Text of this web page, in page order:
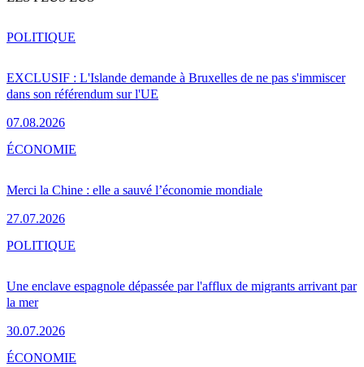
EXCLUSIF : L'Islande demande à Bruxelles de ne pas s'immiscer
dans son référendum sur l'UE
07.08.2026
POLITIQUE
Merci la Chine : elle a sauvé l’économie mondiale
27.07.2026
ÉCONOMIE
Une enclave espagnole dépassée par l'afflux de migrants arrivant par
la mer
30.07.2026
POLITIQUE
ÉCONOMIE